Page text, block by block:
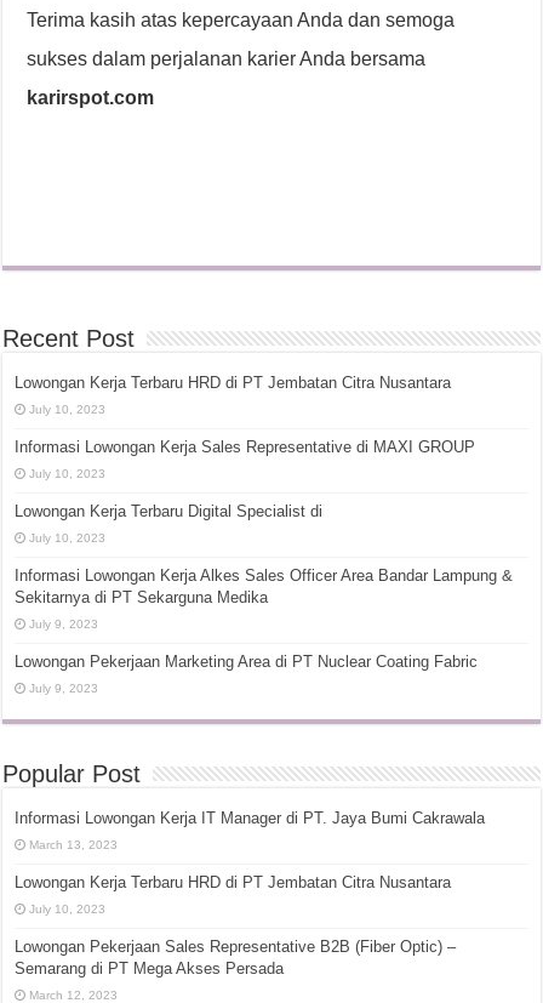
Terima kasih atas kepercayaan Anda dan semoga
sukses dalam perjalanan karier Anda bersama
karirspot.com
Recent Post
Lowongan Kerja Terbaru HRD di PT Jembatan Citra Nusantara
July 10, 2023
Informasi Lowongan Kerja Sales Representative di MAXI GROUP
July 10, 2023
Lowongan Kerja Terbaru Digital Specialist di
July 10, 2023
Informasi Lowongan Kerja Alkes Sales Officer Area Bandar Lampung &
Sekitarnya di PT Sekarguna Medika
July 9, 2023
Lowongan Pekerjaan Marketing Area di PT Nuclear Coating Fabric
July 9, 2023
Popular Post
Informasi Lowongan Kerja IT Manager di PT. Jaya Bumi Cakrawala
March 13, 2023
Lowongan Kerja Terbaru HRD di PT Jembatan Citra Nusantara
July 10, 2023
Lowongan Pekerjaan Sales Representative B2B (Fiber Optic) –
Semarang di PT Mega Akses Persada
March 12, 2023